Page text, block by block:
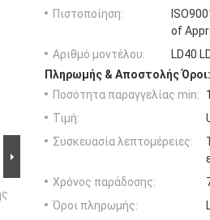
Πιστοποίηση:
of
Αριθμό μοντέλου:
LD40
Πληρωμής & Αποστολής Όροι:
Ποσότητα παραγγελίας min:
Τιμή:
Συσκευασία λεπτομέρειες:
Χρόνος παράδοσης:
Όροι πληρωμής: